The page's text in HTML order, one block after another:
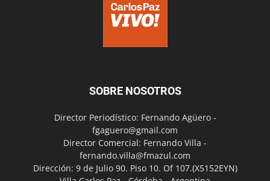
SOBRE NOSOTROS
Director Periodístico: Fernando Agüero -
fgaguero@gmail.com
Director Comercial: Fernando Villa -
fernando.villa@fmazul.com
Dirección: 9 de Julio 90. Piso 10. Of 107.(X5152EYN)